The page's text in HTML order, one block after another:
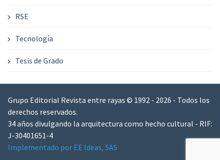
RSE
Tecnología
Tesis de Grado
Grupo Editorial Revista entre rayas © 1992 - 2026 - Todos los
derechos reservados.
34 años divulgando la arquitectura como hecho cultural - RIF:
J-30401651-4
Implementado por EE Ideas, SAS